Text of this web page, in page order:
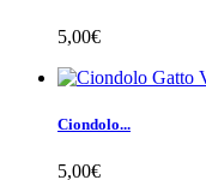
5,00€
Ciondolo...
5,00€